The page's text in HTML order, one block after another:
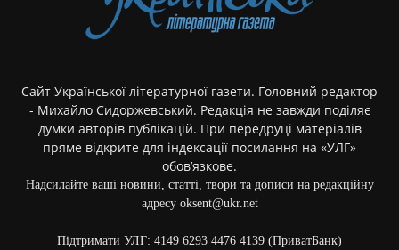
Сайт Української літературної газети. Головний редактор
- Михайло Сидоржевський. Редакція не завжди поділяє
думки авторів публікацій. При передруці матеріалів
пряме відкрите для індексації посилання на «УЛГ»
обов’язкове.
Надсилайте ваші новини, статті, твори та дописи на редакційну
адресу oksent@ukr.net
Підтримати УЛГ: 4149 6293 4476 4139 (ПриватБанк)